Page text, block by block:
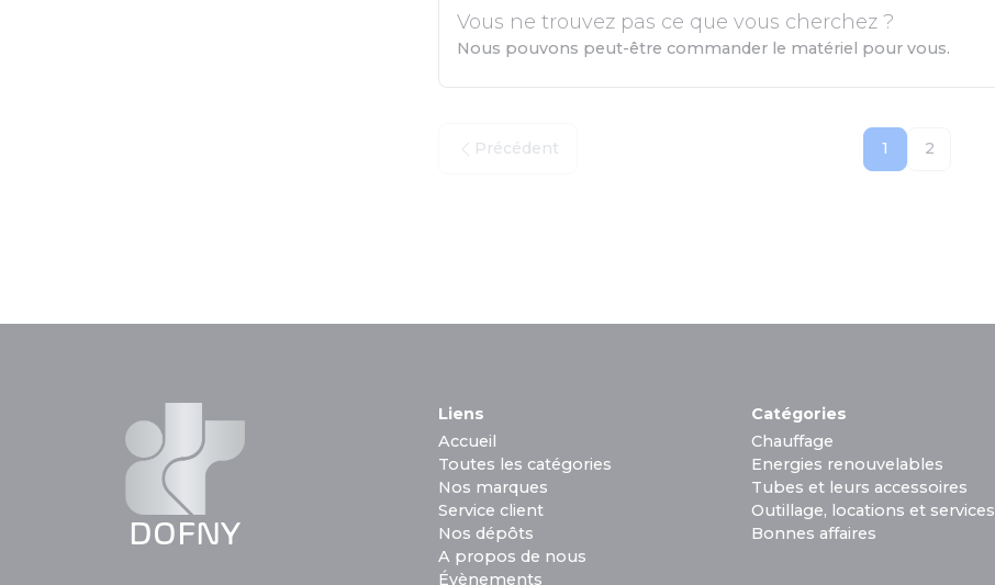
Vous ne trouvez pas ce que vous cherchez ?
Nous pouvons peut-être commander le matériel pour vous.
Précédent 1 2
DOFNY
Liens
Accueil
Toutes les catégories
Nos marques
Service client
Nos dépôts
A propos de nous
Évènements
Catégories
Chauffage
Energies renouvelables
Tubes et leurs accessoires
Outillage, locations et services
Bonnes affaires